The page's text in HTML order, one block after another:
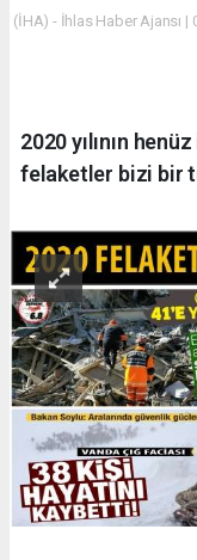
(İHA) - İhlas Haber Ajansı |
2020 yılının
felaketler bizi bir